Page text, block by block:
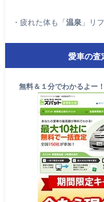
・疲れた体も「温泉 」リ
愛車の査
無料＆１分でわかるよー！